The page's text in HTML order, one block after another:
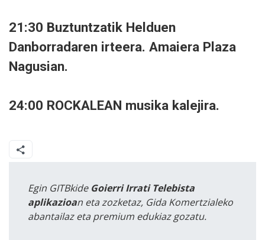
21:30 Buztuntzatik Helduen
Danborradaren irteera. Amaiera Plaza
Nagusian.
24:00 ROCKALEAN musika kalejira.
Egin GITBkide Goierri Irrati Telebista
aplikazioan eta zozketaz, Gida Komertzialeko
abantailaz eta premium edukiaz gozatu.